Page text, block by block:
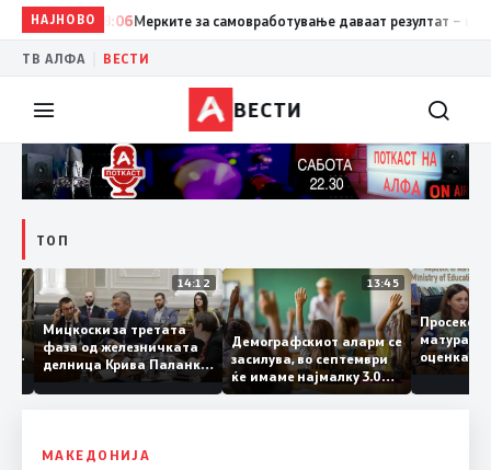
НАЈНОВО
18:06 Мерките за самовработување даваат резултат –
ТВ АЛФА ВЕСТИ
ВЕСТИ
ТОП
15:20
Во
14:12
Мицкоски за третата
фаза од железничката
делница Крива Паланка
– Деве Баир: Проектот
нема да заврши на
целина
13:45
Демографскиот аларм се
засилува, во септември
ќе имаме најмалку 3.000
првачиња помалку
матура
оценка
МАКЕДОНИЈА